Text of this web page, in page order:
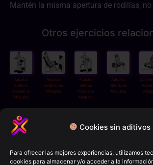
Cookies sin aditivos
Para ofrecer las mejores experiencias, utilizamos
cookies para almacenar y/o acceder a la
Mantén la misma apertura de rodillas, no
Otros ejercicios
Aductor
Externo
Aislado en
Máquina
Aductor
Externo en
Máquina
Aductor
Interno
Aislado en
Máquina
Aductor
Interno en
Máquina
Curl
Política de cookies